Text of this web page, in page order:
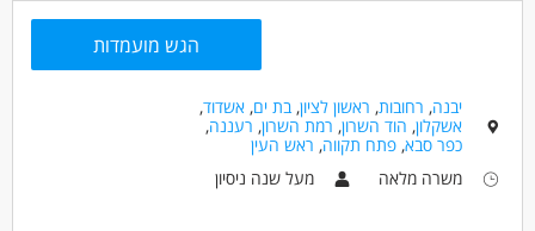
הגש מועמדות
יבנה, רחובות, ראשון לציון,בת ים,אשדוד,
אשקלון, הוד השרון, רמת השרון, רעננה,
כפר סבא,פתח תקווה, ראש העין
משרה מלאה
מעל שנה ניסיון